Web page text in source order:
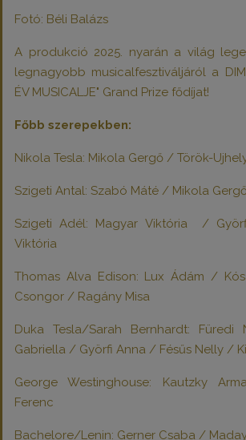
Fotó: Béli Balázs
A produkció 2025. nyarán a világ
legnagyobb musicalfesztiváljáról a
ÉV MUSICALJE" Grand Prize fődíjat!
Főbb szerepekben:
Nikola Tesla: Mikola Gergő / Török-
Szigeti Antal: Szabó Máté / Mikola
Szigeti Adél: Magyar Viktória /
Viktória
Thomas Alva Edison: Lux Ádám /
Csongor / Ragány Misa
Duka Tesla/Sarah Bernhardt:
Gabriella / Györfi Anna / Fésűs Nelly /
George Westinghouse: Kautzky
Ferenc
Bachelore/Lenin: Gerner Csaba /